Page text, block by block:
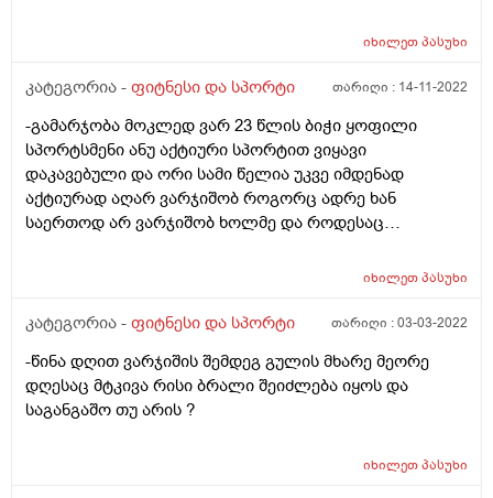
იხილეთპასუხი
კატეგორია - ფიტნესი და სპორტი თარიღი : 14-11-2022
-გამარჯობა მოკლედ ვარ 23 წლის ბიჭი ყოფილი
სპორტსმენი ანუ აქტიური სპორტით ვიყავი
დაკავებული და ორი სამი წელია უკვე იმდენად
აქტიურად აღარ ვარჯიშობ როგორც ადრე ხან
საერთოდ არ ვარჯიშობ ხოლმე და როდესაც
გავაკეთე აჯიმანია და წამოვდექი მომენტალურად
გაჩერებას და სიკვდილს შიშიც მიპყრობს ხოლმე და
უარს არც ალკოჰოლზე ვიძახი და რა სიმპტომიც
ავღწერე ეგეთი რაღაც ნაბახუსევზეც მემართება
ხოლმე და მაგ დროს ალკოჰოლით ვკურნალობ
არ ვიცი ხოლმე რა ვქნა. ამ რაღაცის შემდეგ მრჩება
იხილეთპასუხი
კატეგორია - ფიტნესი და სპორტი თარიღი :03-03-2022
-წინა დღით ვარჯიშის შემდეგ გულის მხარე მეორე
დღესაც მტკივა რისი ბრალი შეიძლება იყოს და
საგანგაშო თუ არის ?
იხილეთპასუხი